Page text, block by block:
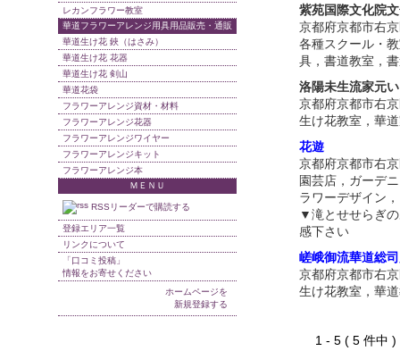
紫苑国際文化院
京都府京都市右
各種スクール・
具，書道教室，
洛陽未生流家元
京都府京都市右
生け花教室，華
花遊
京都府京都市右
園芸店，ガーデ
ラワーデザイン
▼滝とせせらぎ
感下さい
嵯峨御流華道総
京都府京都市右
生け花教室，華
1 - 5 ( 5 件
レカンフラワー教室
華道フラワーアレンジ用具用品販売・通販
華道生け花 鋏（はさみ）
華道生け花 花器
華道生け花 剣山
華道花袋
フラワーアレンジ資材・材料
フラワーアレンジ花器
フラワーアレンジワイヤー
フラワーアレンジキット
フラワーアレンジ本
ＭＥＮＵ
RSSリーダーで購読する
登録エリア一覧
リンクについて
「口コミ投稿」
情報をお寄せください
ホームページを
新規登録する